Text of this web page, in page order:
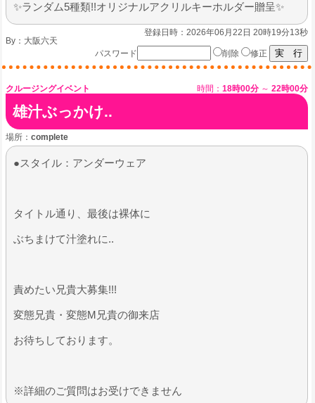
✨ランダム5種類!!オリジナルアクリルキーホルダー贈呈✨
登録日時：2026年06月22日 20時19分13秒
By： 大阪六天
パスワード
削除 修正
クルージングイベント 時間： 18時00分 ～ 22時00分
雄汁ぶっかけ..
場所： complete
●スタイル：アンダーウェア
​タイトル通り、最後は裸体に
ぶちまけて汁塗れに..
​責めたい兄貴大募集!!!
変態兄貴・変態M兄貴の御来店​​​
お待ちしております。
※詳細のご質問はお受けできません